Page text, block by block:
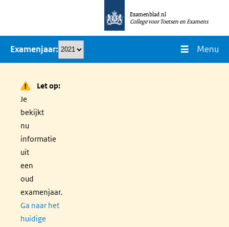
naar
inhoud
Examenblad.nl
College voor Toetsen en Examens
Examenjaar Menu
Let op:
Je
bekijkt
nu
informatie
uit
een
oud
examenjaar.
Ga naar het
huidige